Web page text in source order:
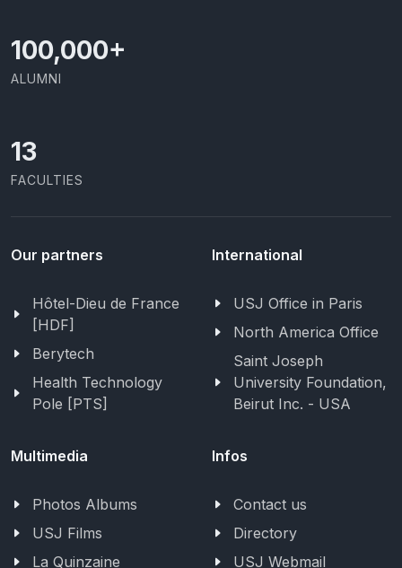
100,000+
ALUMNI
13
FACULTIES
Our partners
Hôtel-Dieu de France
[HDF]
Berytech
Health Technology
Pole [PTS]
International
USJ Office in Paris
North America Office
Saint Joseph
University Foundation,
Beirut Inc. - USA
Multimedia
Photos Albums
USJ Films
La Quinzaine
Infos
Contact us
Directory
USJ Webmail